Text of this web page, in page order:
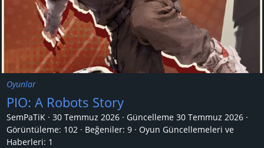
Oyunlar
PIO: A Robots Story
SemPaTiK 30 Temmuz 2026 Güncelleme 30 Temmuz 2026
Görüntüleme: 102
Beğeniler: 9
Oyun Güncellemeleri ve
Haberleri: 1